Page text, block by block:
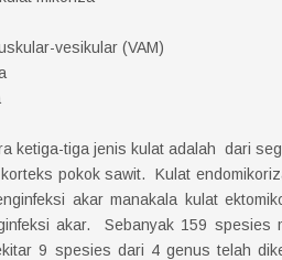
vesikular (VAM)
ketiga-tiga jenis kulat adalah dari
pokok sawit. Kulat
akar manakala kulat
akar. Sebanyak 159 spesies
9 spesies dari 4 genus telah